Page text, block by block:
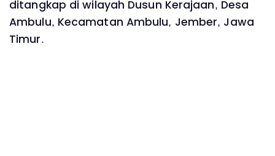
ditangkap di wilayah Dusun Kerajaan, Desa
Ambulu, Kecamatan Ambulu, Jember, Jawa
Timur.